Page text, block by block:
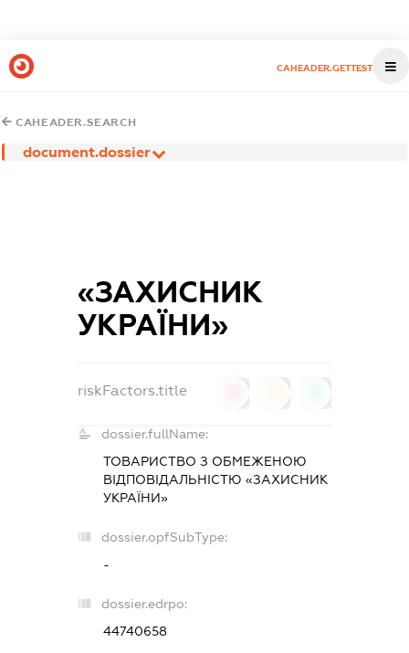
CAHEADER.GETTEST
CAHEADER.SEARCH
document.dossier
«ЗАХИСНИК
УКРАЇНИ»
riskFactors.title
dossier.fullName:
ТОВАРИСТВО З ОБМЕЖЕНОЮ
ВІДПОВІДАЛЬНІСТЮ «ЗАХИСНИК
УКРАЇНИ»
dossier.opfSubType:
-
dossier.edrpo:
44740658